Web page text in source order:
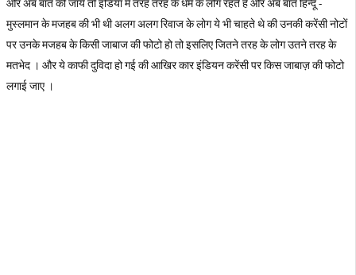
मुस्लमान के मजहब की भी थी अलग अलग रिवाज के लोग ये भी चाहते थे की उनकी करेंसी नोटों
पर उनके मजहब के किसी जाबाज की फोटो हो तो इसलिए जितने तरह के लोग उतने तरह के
मतभेद । और ये काफी दुविदा हो गई की आखिर कार इंडियन करेंसी पर किस जाबाज़ की फोटो
लगाई जाए ।